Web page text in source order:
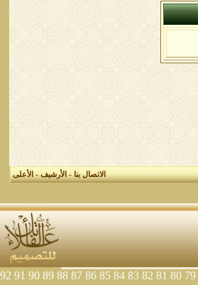
الاتصال بنا-الأرشيف-الأعلى
79
80
81
82
83
84
85
86
87
88
89
90
91
92